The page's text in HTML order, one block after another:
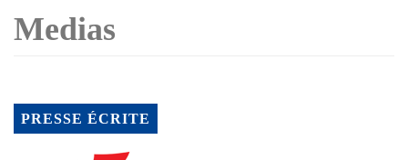
Medias
PRESSE ÉCRITE